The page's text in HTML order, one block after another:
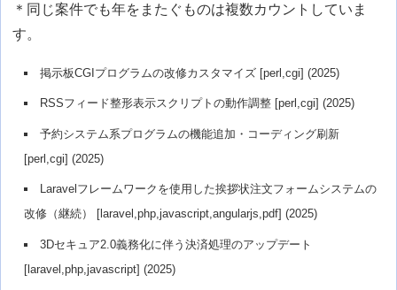
＊同じ案件でも年をまたぐものは複数カウントしていま
す。
掲示板CGIプログラムの改修カスタマイズ [perl,cgi] (2025)
RSSフィード整形表示スクリプトの動作調整 [perl,cgi] (2025)
予約システム系プログラムの機能追加・コーディング刷新
[perl,cgi] (2025)
Laravelフレームワークを使用した挨拶状注文フォームシステムの
改修（継続） [laravel,php,javascript,angularjs,pdf] (2025)
3Dセキュア2.0義務化に伴う決済処理のアップデート
[laravel,php,javascript] (2025)